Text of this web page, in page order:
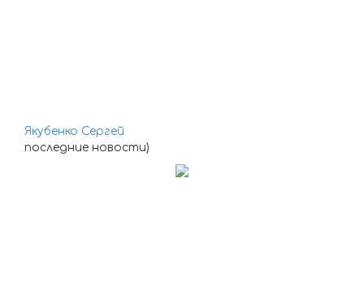
Якубенко Сергей
последние новости)